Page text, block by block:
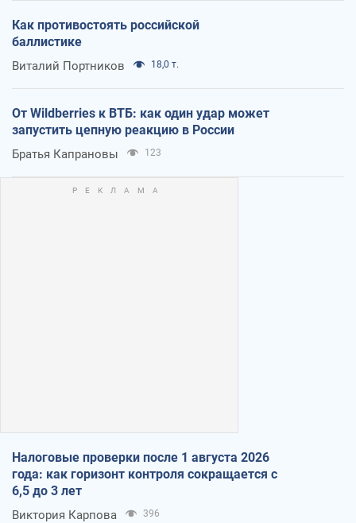
Как противостоять российской
баллистике
Виталий Портников 18,0 т.
От Wildberries к ВТБ: как один удар может
запустить цепную реакцию в России
Братья Капрановы 123
Налоговые проверки после 1 августа 2026
года: как горизонт контроля сокращается с
6,5 до 3 лет
Виктория Карпова 396